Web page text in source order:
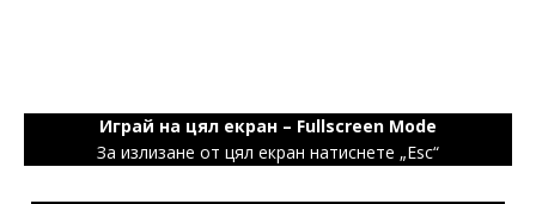
Играй на цял екран – Fullscreen Mode
За излизане от цял екран натиснете „Esc“